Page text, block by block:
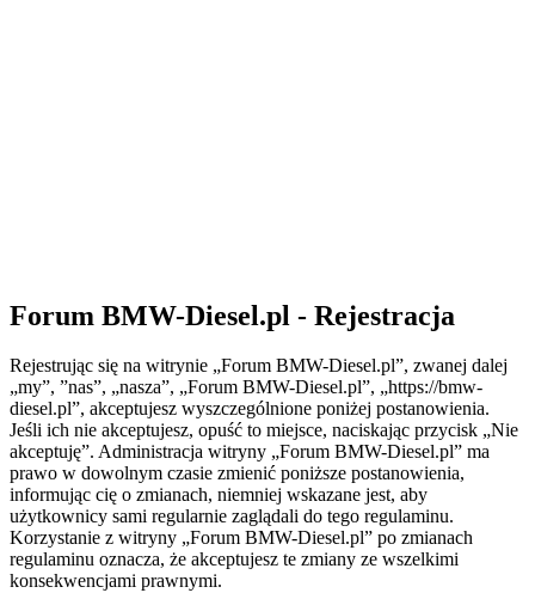
Forum BMW-Diesel.pl - Rejestracja
Rejestrując się na witrynie „Forum BMW-Diesel.pl”, zwanej dalej
„my”, ”nas”, „nasza”, „Forum BMW-Diesel.pl”, „https://bmw-
diesel.pl”, akceptujesz wyszczególnione poniżej postanowienia.
Jeśli ich nie akceptujesz, opuść to miejsce, naciskając przycisk „Nie
akceptuję”. Administracja witryny „Forum BMW-Diesel.pl” ma
prawo w dowolnym czasie zmienić poniższe postanowienia,
informując cię o zmianach, niemniej wskazane jest, aby
użytkownicy sami regularnie zaglądali do tego regulaminu.
Korzystanie z witryny „Forum BMW-Diesel.pl” po zmianach
regulaminu oznacza, że akceptujesz te zmiany ze wszelkimi
konsekwencjami prawnymi.